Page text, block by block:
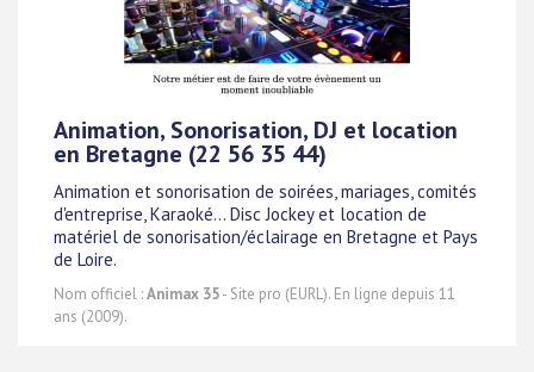
Animation, Sonorisation, DJ et location
en Bretagne (22 56 35 44)
Animation et sonorisation de soirées, mariages, comités
d'entreprise, Karaoké... Disc Jockey et location de
matériel de sonorisation/éclairage en Bretagne et Pays
de Loire.
Nom officiel :Animax 35- Site pro (EURL). En ligne depuis 11
ans (2009).